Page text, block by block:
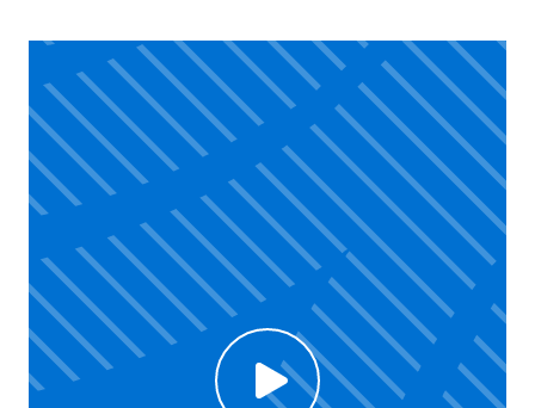
Click to enable Youtube cookies and see content